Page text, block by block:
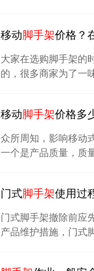
移动脚手架价格？在
大家在选购脚手架的
的，很多商家为了一
移动脚手架价格多
众所周知，影响移动
一个是产品质量，质
门式脚手架使用过
门式脚手架撤除前应
产品维护措施，门式